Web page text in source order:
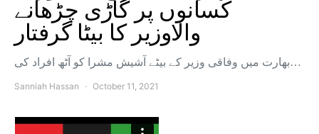
کسانوں پر گاڑی چڑھانے
والاوزیر کا بیٹا گرفتار
بھارت میں وفاقی وزیر کے بیٹے آشیش مشرا کو آٹھ افراد کی…
Sanniah Hassan October 11, 2021